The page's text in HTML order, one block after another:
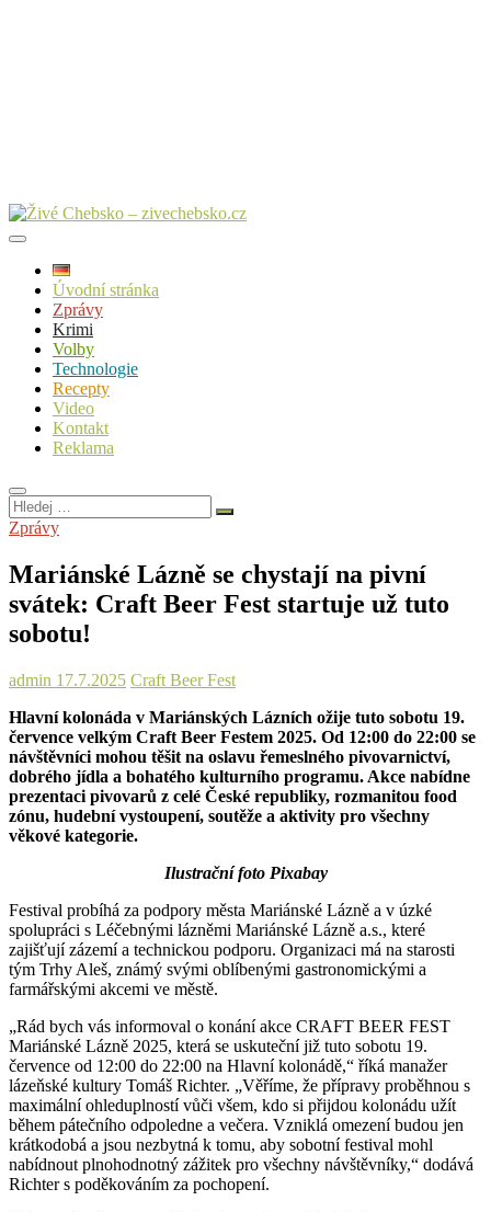
Úvodní stránka
Zprávy
Krimi
Volby
Technologie
Recepty
Video
Kontakt
Reklama
Hledej
…
Zprávy
Mariánské Lázně se chystají na pivní
svátek: Craft Beer Fest startuje už tuto
sobotu!
admin 17.7.2025 Craft Beer Fest
Hlavní kolonáda v Mariánských Lázních ožije tuto sobotu 19.
července velkým Craft Beer Festem 2025. Od 12:00 do 22:00 se
návštěvníci mohou těšit na oslavu řemeslného pivovarnictví,
dobrého jídla a bohatého kulturního programu. Akce nabídne
prezentaci pivovarů z celé České republiky, rozmanitou food
zónu, hudební vystoupení, soutěže a aktivity pro všechny
věkové kategorie.
Ilustrační foto Pixabay
Festival probíhá za podpory města Mariánské Lázně a v úzké
spolupráci s Léčebnými lázněmi Mariánské Lázně a.s., které
zajišťují zázemí a technickou podporu. Organizaci má na starosti
tým Trhy Aleš, známý svými oblíbenými gastronomickými a
farmářskými akcemi ve městě.
„Rád bych vás informoval o konání akce CRAFT BEER FEST
Mariánské Lázně 2025, která se uskuteční již tuto sobotu 19.
července od 12:00 do 22:00 na Hlavní kolonádě,“ říká manažer
lázeňské kultury Tomáš Richter. „Věříme, že přípravy proběhnou s
maximální ohleduplností vůči všem, kdo si přijdou kolonádu užít
během pátečního odpoledne a večera. Vzniklá omezení budou jen
krátkodobá a jsou nezbytná k tomu, aby sobotní festival mohl
nabídnout plnohodnotný zážitek pro všechny návštěvníky,“ dodává
Richter s poděkováním za pochopení.